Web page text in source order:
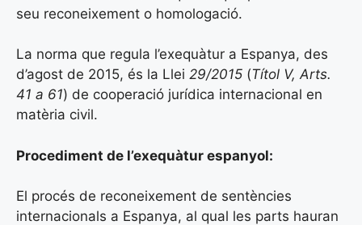
seu reconeixement o homologació.
La norma que regula l’exequàtur a Espanya, des
d’agost de 2015, és la Llei 29/2015 (Títol V, Arts.
41 a 61) de cooperació jurídica internacional en
matèria civil.
Procediment de l’exequàtur espanyol:
El procés de reconeixement de sentències
internacionals a Espanya, al qual les parts hauran